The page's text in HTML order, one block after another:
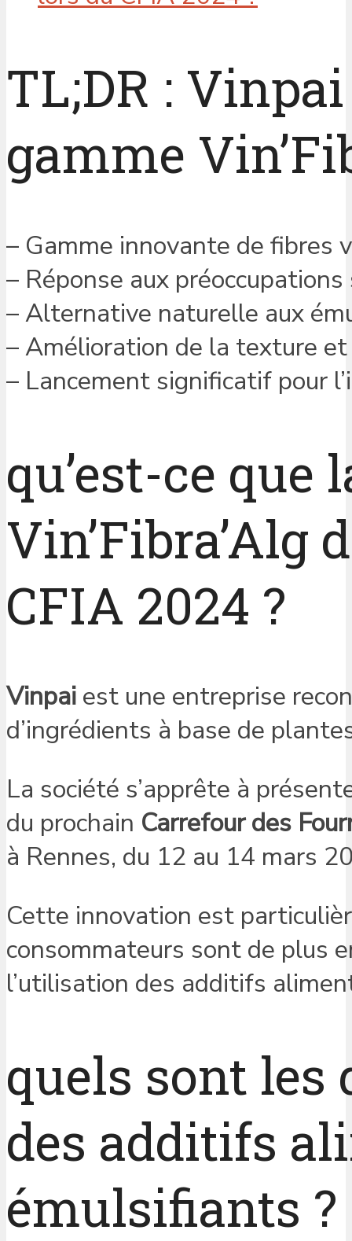
TL;DR :
gamme
– Gamme innovante de fibres
– Réponse aux
– Alternative naturelle aux
– Amélioration de la texture
– Lancement significatif pour
qu’est-ce que
Vin’Fibra’Alg
CFIA 2024 ?
Vinpai est une entreprise
d’ingrédients à base de
La société s’apprête à
du prochain Carrefour des
à Rennes, du 12 au 14 mars
Cette innovation est
consommateurs sont de plus
l’utilisation des additifs
quels sont les
des additifs
émulsifiants ?